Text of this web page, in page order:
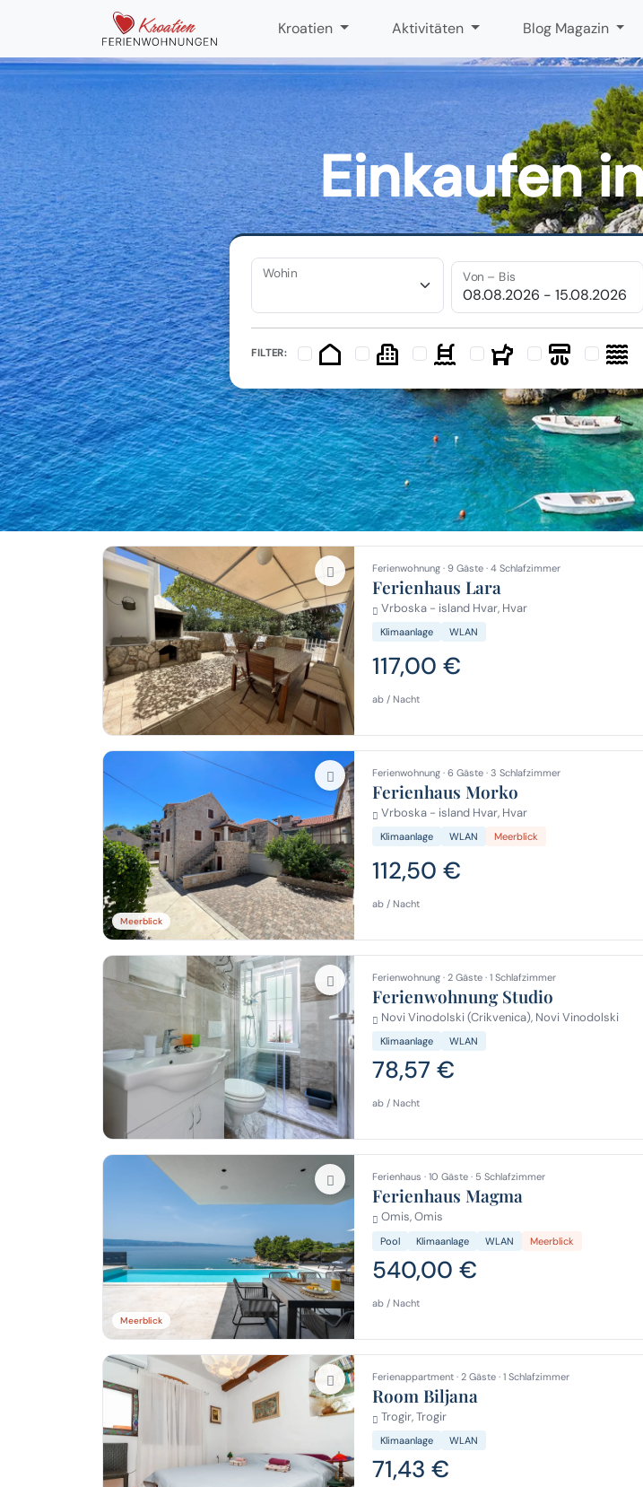
Kroatien Aktivitäten Blog Magazin
Einkaufen
Wohin Von – Bis
FILTER:
Ferienwohnung · 9 Gäste · 4 Schlafzimmer
Ferienhaus Lara
Vrboska - island Hvar, Hvar
Klimaanlage WLAN
117,00 €
ab / Nacht
Meerblick
Ferienwohnung · 6 Gäste · 3 Schlafzimmer
Ferienhaus Morko
Vrboska - island Hvar, Hvar
Klimaanlage WLAN Meerblick
112,50 €
ab / Nacht
Ferienwohnung · 2 Gäste · 1 Schlafzimmer
Ferienwohnung Studio
Novi Vinodolski (Crikvenica), Novi Vinodolski
Klimaanlage WLAN
78,57 €
ab / Nacht
Meerblick
Ferienhaus · 10 Gäste · 5 Schlafzimmer
Ferienhaus Magma
Omis, Omis
Pool Klimaanlage WLAN Meerblick
540,00 €
ab / Nacht
Ferienappartment · 2 Gäste · 1 Schlafzimmer
Room Biljana
Trogir, Trogir
Klimaanlage WLAN
71,43 €